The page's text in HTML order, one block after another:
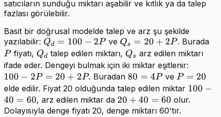
satıcıların sunduğu miktarı aşabilir ve kıtlık ya da talep
fazlası görülebilir.
Basit bir doğrusal modelde talep ve arz şu şekilde
yazılabilir: Q_d
=
100
- 2P
Qd = 100 − 2P ve Q_s
=
20
+
2P
Qs = 20 + 2P . Burada
Pfiyatı, Q_d
Qdtalep edilen miktarı, Q_s
Qs arz edilen miktarı
ifade eder. Dengeyi bulmak için iki miktar eşitlenir:
-
2P
=
100 − 2P = 20 + 2P. Buradan80
=
4P
80 = 4Pve P
=
20
P = 20
elde edilir. Fiyat 20 olduğunda talep edilen miktar 100
-
100 −
40 = 60, arz edilen miktar da 20
+
20 + 40 = 60 olur.
Dolayısıyla denge fiyatı 20, denge miktarı 60'tır.